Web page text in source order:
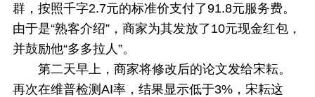
群，按照千字2.7元的标准价支付了91.8元服务费。
由于是“熟客介绍”，商家为其发放了10元现金红包，
并鼓励他“多多拉人”。
第二天早上，商家将修改后的论文发给宋耘。
再次在维普检测AI率，结果显示低于3%，宋耘这